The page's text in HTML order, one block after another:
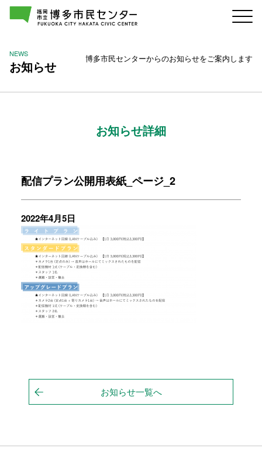
NEWS
お知らせ 博多市民センターからのお知らせをご案内します
お知らせ詳細
配信プラン公開用表紙_ページ_2
2022年4月5日
お知らせ一覧へ